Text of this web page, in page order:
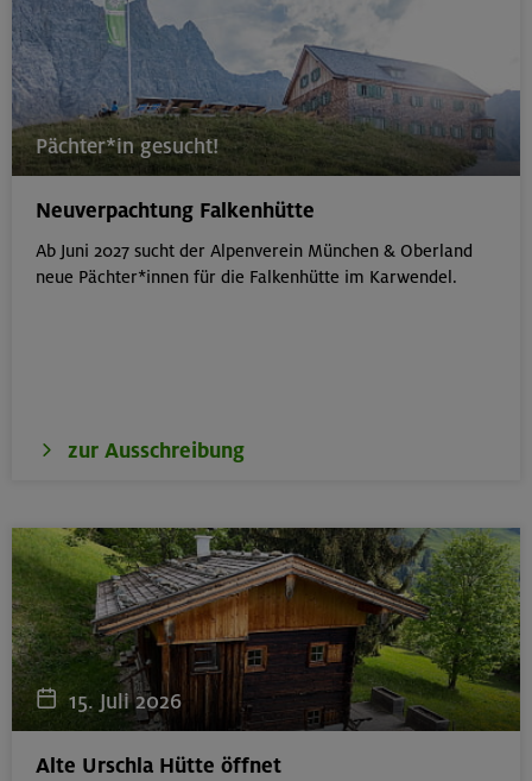
19.08.26
Schnupperkletterkurs indoor
19.08.26
Ötztaler Alpen
21.-23.08.26
Familienfreizeit: Hüttenübernachtung mit Kindern
von 6-9 J.
Kitzbüheler Alpen
Pächter*in gesucht!
Neuverpachtung Falkenhütte
Ab Juni 2027 sucht der Alpenverein München & Oberland
neue Pächter*innen für die Falkenhütte im Karwendel.
zur Ausschreibung
15. Juli 2026
Alte Urschla Hütte öffnet